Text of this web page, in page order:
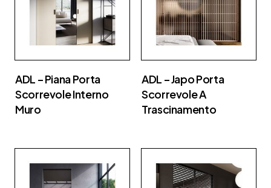
ADL – Piana Porta
Scorrevole Interno
Muro
ADL – Japo Porta
Scorrevole A
Trascinamento